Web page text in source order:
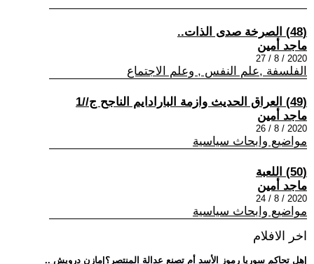
(48) الصرخة صدى الذات..
ماجد أمين
2020 / 8 / 27
الفلسفة ,علم النفس , وعلم الاجتماع
(49) العراق الحديث وازمة البارادايم الناجح ج//1
ماجد أمين
2020 / 8 / 26
مواضيع وابحاث سياسية
(50) اللعبة
ماجد أمين
2020 / 8 / 24
مواضيع وابحاث سياسية
اخر الافلام